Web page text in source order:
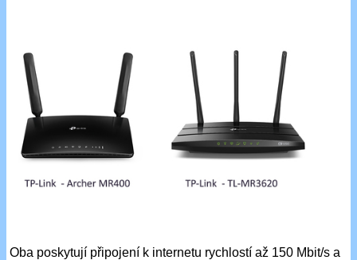
Oba poskytují připojení k internetu rychlostí až 150 Mbit/s a